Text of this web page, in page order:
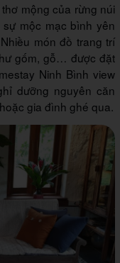
mộng của rừng núi
mộc mạc bình yên
món đồ trang trí
gốm, gỗ… được đặt
Ninh Bình view
dưỡng nguyên căn
gia đình ghé qua.